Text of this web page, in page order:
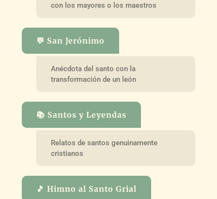
con los mayores o los maestros
💬 San Jerónimo
Anécdota del santo con la
transformación de un león
📚 Santos y Leyendas
Relatos de santos genuinamente
cristianos
🎵 Himno al Santo Grial